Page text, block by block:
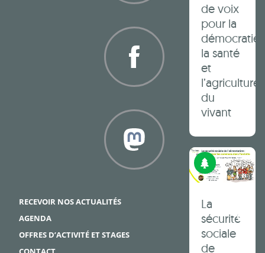
de voix
pour la
démocratie,
la santé
et
l’agriculture
du
vivant
La
sécurité
sociale
de
RECEVOIR NOS ACTUALITÉS
AGENDA
OFFRES D’ACTIVITÉ ET STAGES